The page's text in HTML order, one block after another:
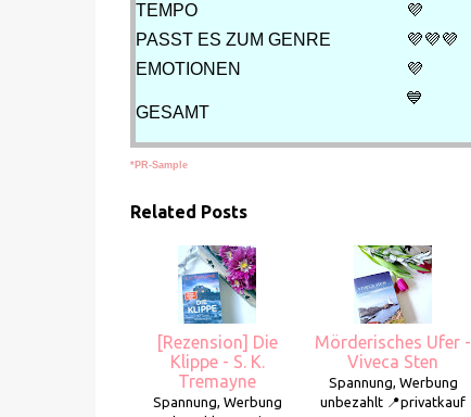
TEMPO
💜
PASST ES ZUM GENRE
💜💜💜
EMOTIONEN
💜
GESAMT
💙
*PR-Sample
Related Posts
[Rezension] Die
Klippe - S. K.
Tremayne
Spannung, Werbung
Mörderisches Ufer -
Viveca Sten
Spannung, Werbung
unbezahlt 📍privatkauf